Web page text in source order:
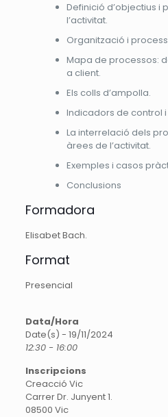
Definició d’objectius i
l’activitat.
Organització i
Mapa de processos:
a client.
Els colls d’ampolla.
Indicadors de control
La interrelació dels
àrees de l’activitat.
Exemples i casos
Conclusions
Formadora
Elisabet Bach.
Format
Presencial
Data/Hora
Date(s) - 19/11/2024
12:30 - 16:00
Inscripcions
Creacció Vic
Carrer Dr. Junyent 1.
08500 Vic